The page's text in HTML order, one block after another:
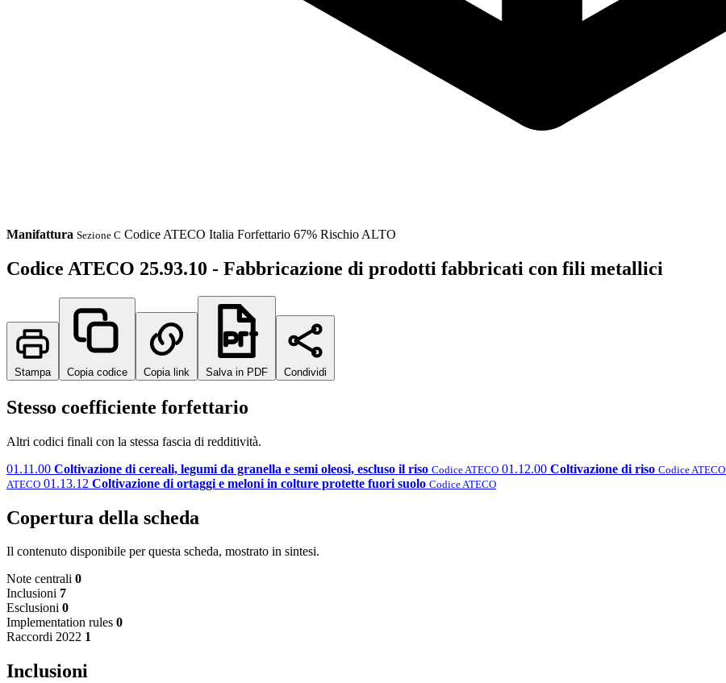
Manifattura Sezione C Codice ATECO Italia Forfettario 67% Rischio ALTO
Codice ATECO 25.93.10 - Fabbricazione di prodotti fabbricati con fili metallici
Stampa Copia codice Copia link Salva in PDF Condividi
Stesso coefficiente forfettario
Altri codici finali con la stessa fascia di redditività.
01.11.00 Coltivazione di cereali, legumi da granella e semi oleosi, escluso il riso Codice ATECO 01.12.00 Coltivazione di riso Codice ATECO
ATECO 01.13.12 Coltivazione di ortaggi e meloni in colture protette fuori suolo Codice ATECO
Copertura della scheda
Il contenuto disponibile per questa scheda, mostrato in sintesi.
Note centrali 0
Inclusioni 7
Esclusioni 0
Implementation rules 0
Raccordi 2022 1
Inclusioni